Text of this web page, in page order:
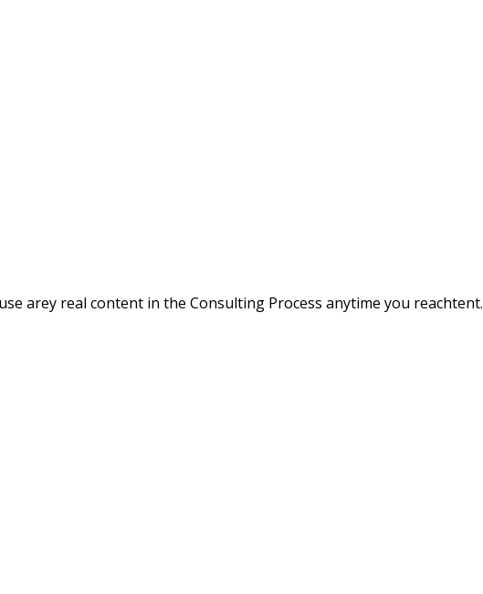
arey real content in the Consulting Process anytime you reachtent.